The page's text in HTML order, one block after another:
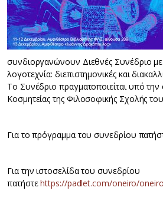
συνδιοργανώνουν Διεθνές Συνέδριο
λογοτεχνία: διεπιστημονικές και
Το Συνέδριο πραγματοποιείται υπό την
Κοσμητείας της Φιλοσοφικής Σχολής
Για το πρόγραμμα του συνεδρίου
Για την ιστοσελίδα του συνεδρίου
πατήστεhttps://padlet.com/oneiro/oneiro